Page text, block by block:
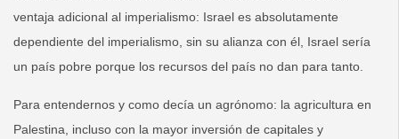
ventaja adicional al imperialismo: Israel es absolutamente
dependiente del imperialismo, sin su alianza con él, Israel sería
un país pobre porque los recursos del país no dan para tanto.
Para entendernos y como decía un agrónomo: la agricultura en
Palestina, incluso con la mayor inversión de capitales y